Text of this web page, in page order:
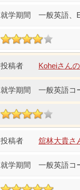
一般英語、
Koheiさん
一般英語コ
舘林大貴さ
一般英語コ